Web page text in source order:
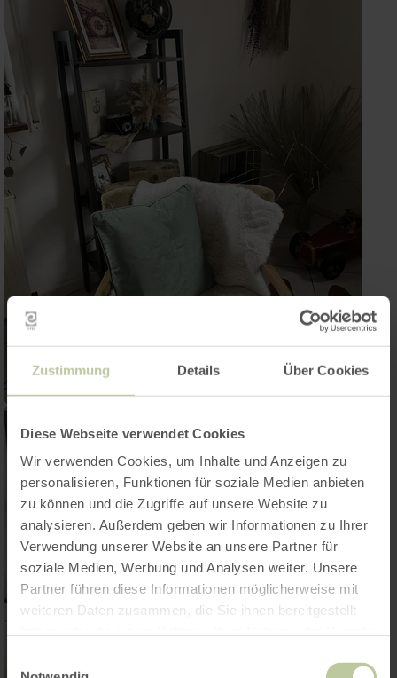
Zustimmung Details Über Cookies
Diese Webseite verwendet Cookies
Wir verwenden Cookies, um Inhalte und Anzeigen zu
personalisieren, Funktionen für soziale Medien anbieten
zu können und die Zugriffe auf unsere Website zu
analysieren. Außerdem geben wir Informationen zu Ihrer
Verwendung unserer Website an unsere Partner für
soziale Medien, Werbung und Analysen weiter. Unsere
Partner führen diese Informationen möglicherweise mit
weiteren Daten zusammen, die Sie ihnen bereitgestellt